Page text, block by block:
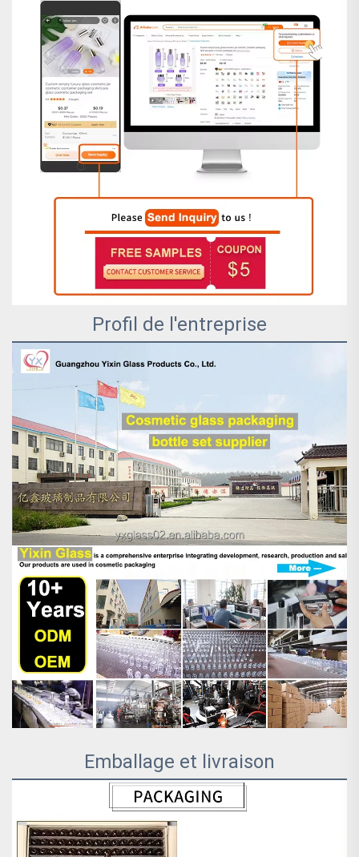
Profil de l'entreprise
Emballage et livraison